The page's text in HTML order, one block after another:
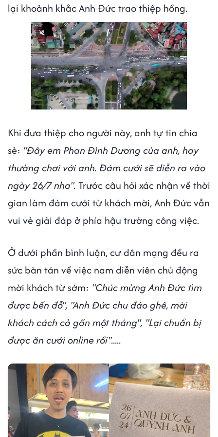
lại khoảnh khắc Anh Đức trao thiệp hồng.
Khi đưa thiệp cho người này, anh tự tin chia
sẻ: "Đây em Phan Đình Dương của anh, hay
thường chơi với anh. Đám cưới sẽ diễn ra vào
ngày 26/7 nha". Trước câu hỏi xác nhận về thời
gian làm đám cưới từ khách mời, Anh Đức vẫn
vui vẻ giải đáp ở phía hậu trường công việc.
Ở dưới phần bình luận, cư dân mạng đều ra
sức bàn tán về việc nam diễn viên chủ động
mời khách từ sớm: "Chúc mừng Anh Đức tìm
được bến đỗ", "Anh Đức chu đáo ghê, mời
khách cách cả gần một tháng", "Lại chuẩn bị
được ăn cưới online rồi".....